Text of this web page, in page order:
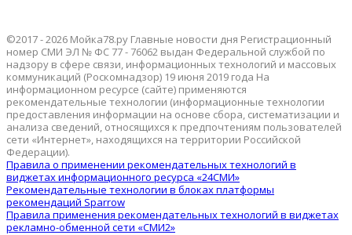
©2017 - 2026 Мойка78.ру Главные новости дня Регистрационный
номер СМИ ЭЛ № ФС 77 - 76062 выдан Федеральной службой по
надзору в сфере связи, информационных технологий и массовых
коммуникаций (Роскомнадзор) 19 июня 2019 года На
информационном ресурсе (сайте) применяются
рекомендательные технологии (информационные технологии
предоставления информации на основе сбора, систематизации и
анализа сведений, относящихся к предпочтениям пользователей
сети «Интернет», находящихся на территории Российской
Федерации).
Правила о применении рекомендательных технологий в
виджетах информационного ресурса «24СМИ»
Рекомендательные технологии в блоках платформы
рекомендаций Sparrow
Правила применения рекомендательных технологий в виджетах
рекламно-обменной сети «СМИ2»